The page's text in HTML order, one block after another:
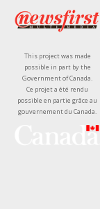
This project was made
possible in part by the
Government of Canada.
Ce projet a été rendu
possible en partie grâce au
gouvernement du Canada.